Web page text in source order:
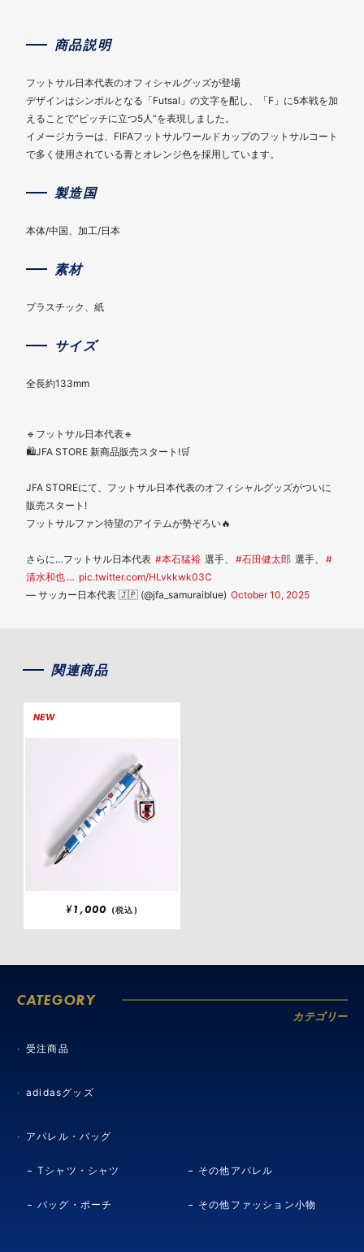
商品説明
フットサル日本代表のオフィシャルグッズが登場
デザインはシンボルとなる「Futsal」の文字を配し、「F」に5本戦を加
えることで“ピッチに立つ5人”を表現しました。
イメージカラーは、FIFAフットサルワールドカップのフットサルコート
で多く使用されている青とオレンジ色を採用しています。
製造国
本体/中国、加工/日本
素材
プラスチック、紙
サイズ
全長約133mm
🔹フットサル日本代表🔹
🛍️JFA STORE 新商品販売スタート!🛒
JFA STOREにて、フットサル日本代表のオフィシャルグッズがついに
販売スタート!
フットサルファン待望のアイテムが勢ぞろい🔥
さらに…フットサル日本代表 #本石猛裕 選手、 #石田健太郎 選手、
#
清水和也 … pic.twitter.com/HLvkkwk03C
— サッカー日本代表 🇯🇵 (@jfa_samuraiblue) October 10, 2025
関連商品
NEW
¥1,000 (税込)
CATEGORY
カテゴリー
受注商品
adidasグッズ
アパレル・バッグ
Tシャツ・シャツ その他アパレル
バッグ・ポーチ その他ファッション小物